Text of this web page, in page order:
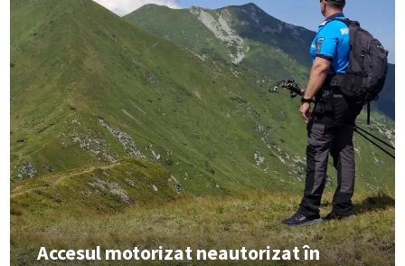
Accesul motorizat neautorizat în